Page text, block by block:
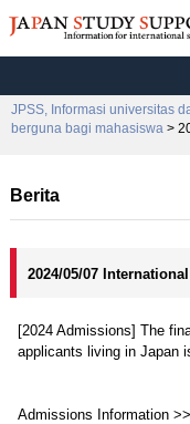
JPSS, Informasi universitas
berguna bagi mahasiswa >
Berita
2024/05/07
[2024 Admissions] The
applicants living in Japan
Admissions Information >>